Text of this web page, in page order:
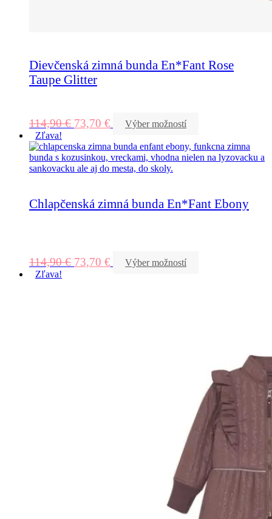
Dievčenská zimná bunda En*Fant Rose
Taupe Glitter
114,90€ 73,70 €
Výber možností
Zľava!
Chlapčenská zimná bunda En*Fant Ebony
114,90€ 73,70 €
Výber možností
Zľava!